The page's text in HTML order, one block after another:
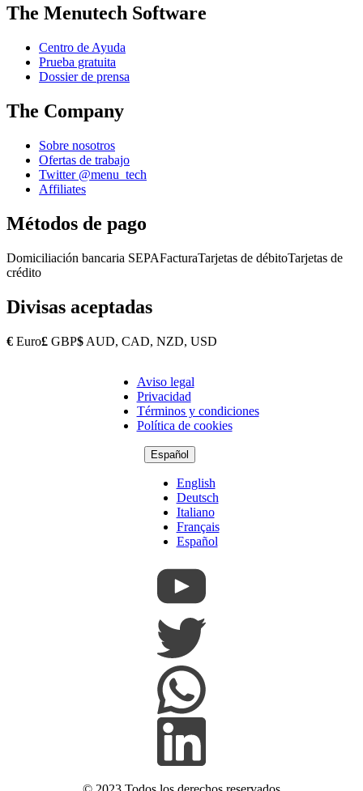
The Menutech Software
Centro de Ayuda
Prueba gratuita
Dossier de prensa
The Company
Sobre nosotros
Ofertas de trabajo
Twitter @menu_tech
Affiliates
Métodos de pago
Domiciliación bancaria SEPAFacturaTarjetas de débitoTarjetas de
crédito
Divisas aceptadas
€ Euro£ GBP$ AUD, CAD, NZD, USD
Copyright
Footer
Aviso legal
Privacidad
Términos y condiciones
Política de cookies
Español
English
Deutsch
Italiano
Français
Español